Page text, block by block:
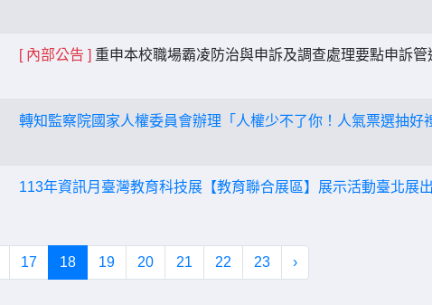
[ 內部公告 ] 重申本校職場霸凌防治與申訴及調查處理要點申訴管
轉知監察院國家人權委員會辦理「人權少不了你！人氣票選抽好
113年資訊月臺灣教育科技展【教育聯合展區】展示活動臺北展出
17 18 19 20 21 22 23 ›